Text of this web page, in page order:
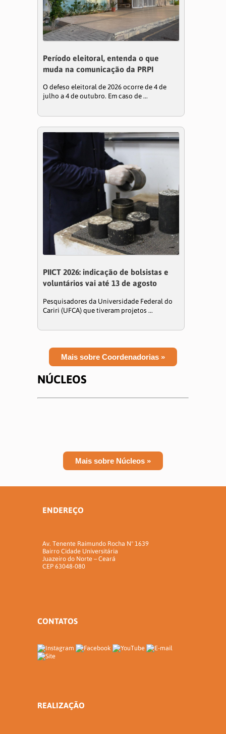
Período eleitoral, entenda o que
muda na comunicação da PRPI
O defeso eleitoral de 2026 ocorre de 4 de
julho a 4 de outubro. Em caso de ...
PIICT 2026: indicação de bolsistas e
voluntários vai até 13 de agosto
Pesquisadores da Universidade Federal do
Cariri (UFCA) que tiveram projetos ...
Mais sobre Coordenadorias »
NÚCLEOS
Mais sobre Núcleos »
ENDEREÇO
Av. Tenente Raimundo Rocha Nº 1639
Bairro Cidade Universitária
Juazeiro do Norte – Ceará
CEP 63048-080
CONTATOS
REALIZAÇÃO